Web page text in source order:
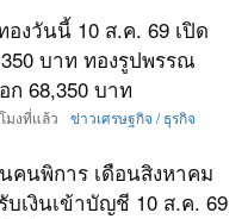
องวันนี้ 10 ส.ค. 69 เปิด
บาท ทองรูปพรรณ
ก 68,350 บาท
มงที่แล้ว ข่าวเศรษฐกิจ / ธุรกิจ
นคนพิการ เดือนสิงหาคม
บเงินเข้าบัญชี 10 ส.ค. 69